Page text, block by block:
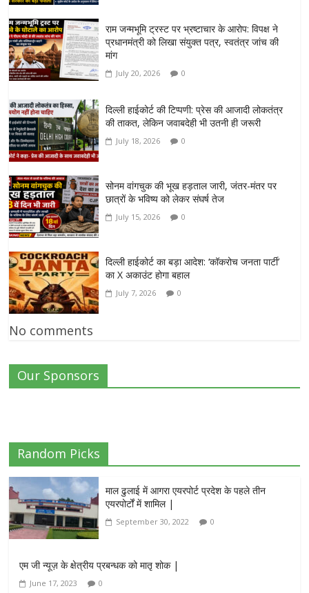
राम जन्मभूमि ट्रस्ट पर भ्रष्टाचार के आरोप: विपक्ष ने
प्रधानमंत्री को लिखा संयुक्त पत्र, स्वतंत्र जांच की
मांग
July 20, 2026 0
दिल्ली हाईकोर्ट की टिप्पणी: प्रेस की आजादी लोकतंत्र
की ताकत, लेकिन जवाबदेही भी उतनी ही जरूरी
July 18, 2026 0
सोनम वांगचुक की भूख हड़ताल जारी, जंतर-मंतर पर
छात्रों के भविष्य को लेकर संघर्ष तेज
July 15, 2026 0
दिल्ली हाईकोर्ट का बड़ा आदेश: ‘कॉकरोच जनता पार्टी’
का X अकाउंट होगा बहाल
July 7, 2026 0
No comments
Our Sponsors
Random Picks
माल ढुलाई में आगरा एयरपोर्ट प्रदेश के पहले तीन
एयरपोर्टों में शामिल |
September 30, 2022 0
एम जी न्यूज़ के क्षेत्रीय प्रबन्धक को मातृ शोक |
June 17, 2023 0